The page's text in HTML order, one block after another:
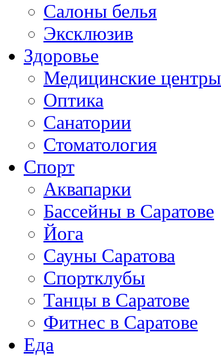
Салоны белья
Эксклюзив
Здоровье
Медицинские центры
Оптика
Санатории
Стоматология
Спорт
Аквапарки
Бассейны в Саратове
Йога
Сауны Саратова
Спортклубы
Танцы в Саратове
Фитнес в Саратове
Еда